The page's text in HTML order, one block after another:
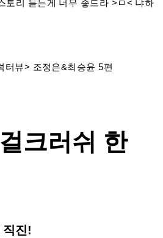
토리 듣는게 너무 좋드라 >ㅁ< 냐하
터뷰> 조정은&최승윤 5편
크러쉬 한
진!